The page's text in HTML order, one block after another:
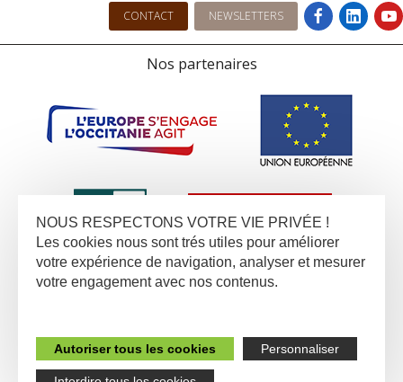
CONTACT NEWSLETTERS
Nos partenaires
NOUS RESPECTONS VOTRE VIE PRIVÉE !
Les cookies nous sont trés utiles pour améliorer
votre expérience de navigation, analyser et mesurer
votre engagement avec nos contenus.
Autoriser tous les cookies Personnaliser